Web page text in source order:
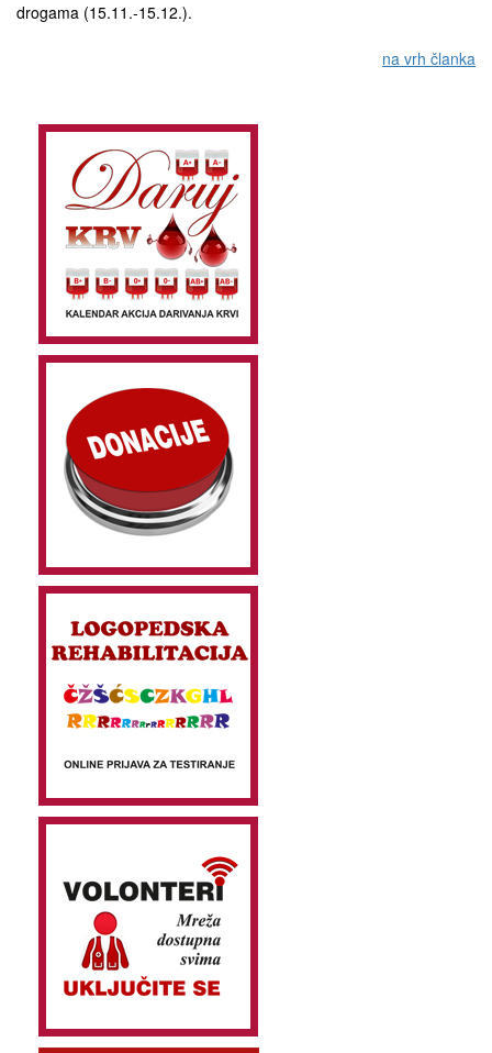
drogama (15.11.-15.12.).
na vrh članka